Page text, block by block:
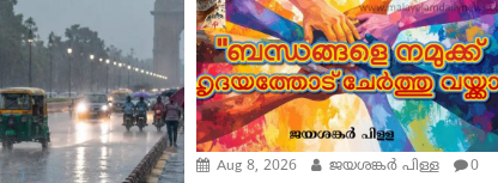
Aug 8, 2026 ജയശങ്കര്‍ പിള്ള 0